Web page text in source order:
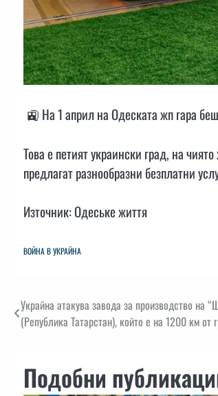
🚉 На 1 април на Одеската жп гара
Това е петият украински град, на
предлагат разнообразни безплатни
Източник: Одеське життя
ВОЙНА В УКРАЙНА
Навигация
Украйна атакува завода за производство на
(Република Татарстан), който е на 1200 км от
Подобни